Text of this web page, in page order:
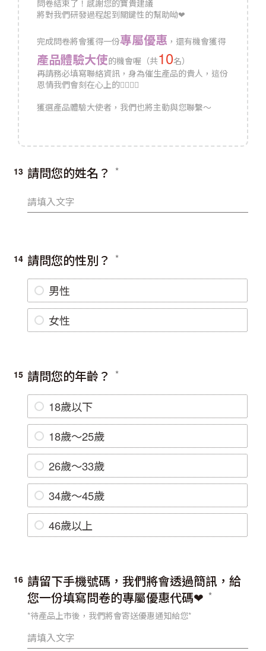
問卷結束了！感謝您的寶貴建議
將對我們研發過程起到關鍵性的幫助呦❤
完成問卷將會獲得一份專屬優惠 ，還有機會獲得
產品體驗大使的機會喔（共10名）
再請務必填寫聯絡資訊 ，身為催生產品的貴人，這份
恩情我們會刻在心上的🙇‍♂️🙇‍♀️
獲選產品體驗大使者，我們也將主動與您聯繫～
13 請問您的姓名？
14 請問您的性別？
男性
女性
15 請問您的年齡？
18歲以下
18歲～25歲
26歲～33歲
34歲～45歲
46歲以上
16 請留下手機號碼，我們將會透過簡訊，給
您一份填寫問卷的專屬優惠代碼❤
*待產品上市後，我們將會寄送優惠通知給您*